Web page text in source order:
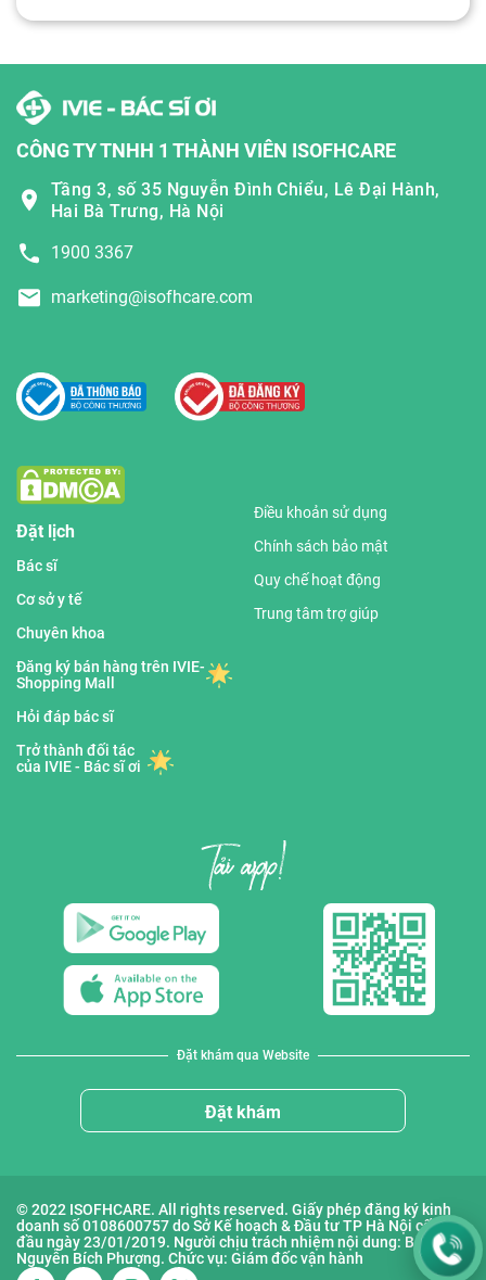
CÔNG TY TNHH 1 THÀNH VIÊN ISOFHCARE
Tầng 3, số 35 Nguyễn Đình Chiểu, Lê Đại Hành,
Hai Bà Trưng, Hà Nội
1900 3367
marketing@isofhcare.com
Đặt lịch
Bác sĩ
Cơ sở y tế
Chuyên khoa
Đăng ký bán hàng trên IVIE-
Shopping Mall
Hỏi đáp bác sĩ
Trở thành đối tác
của IVIE - Bác sĩ ơi
Điều khoản sử dụng
Chính sách bảo mật
Quy chế hoạt động
Trung tâm trợ giúp
Đặt khám qua Website
Đặt khám
© 2022 ISOFHCARE. All rights reserved. Giấy phép đăng ký kinh
doanh số 0108600757 do Sở Kế hoạch & Đầu tư TP Hà Nội cấp lần
đầu ngày 23/01/2019. Người chịu trách nhiệm nội dung: Bà
Nguyễn Bích Phượng. Chức vụ: Giám đốc vận hành